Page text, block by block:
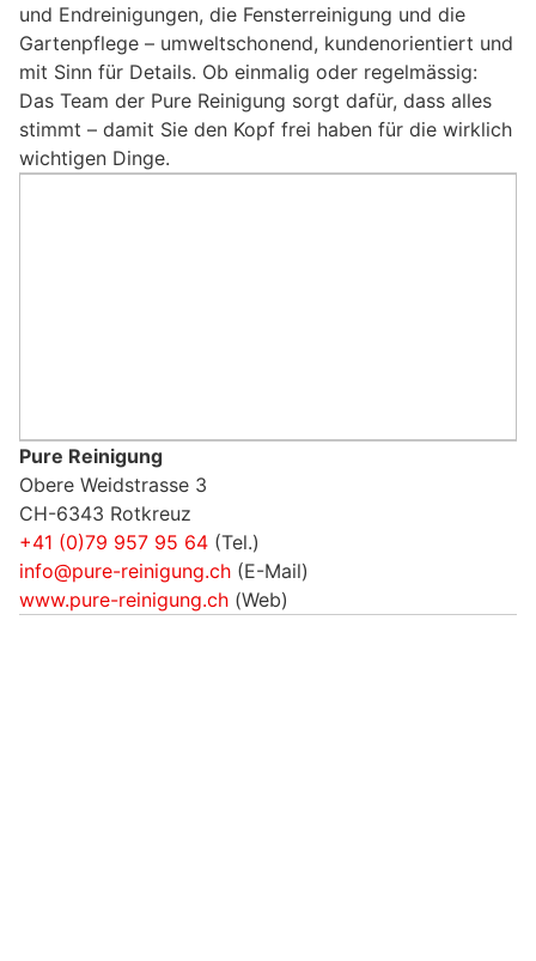
und Endreinigungen, die Fensterreinigung und die
Gartenpflege – umweltschonend, kundenorientiert und
mit Sinn für Details. Ob einmalig oder regelmässig:
Das Team der Pure Reinigung sorgt dafür, dass alles
stimmt – damit Sie den Kopf frei haben für die wirklich
wichtigen Dinge.
Pure Reinigung
Obere Weidstrasse 3
CH-6343 Rotkreuz
+41 (0)79 957 95 64 (Tel.)
info@pure-reinigung.ch (E-Mail)
www.pure-reinigung.ch (Web)